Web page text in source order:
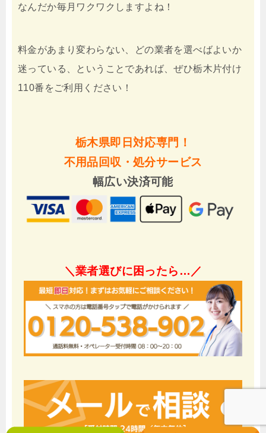
なんだか毎月ワクワクしますよね！
料金があまり変わらない、どの業者を選べばよいか
迷っている、ということであれば、ぜひ栃木片付け
110番をご利用ください！
栃木県即日対応専門！
不用品回収・処分サービス
幅広い決済可能
＼業者選びに困ったら…／